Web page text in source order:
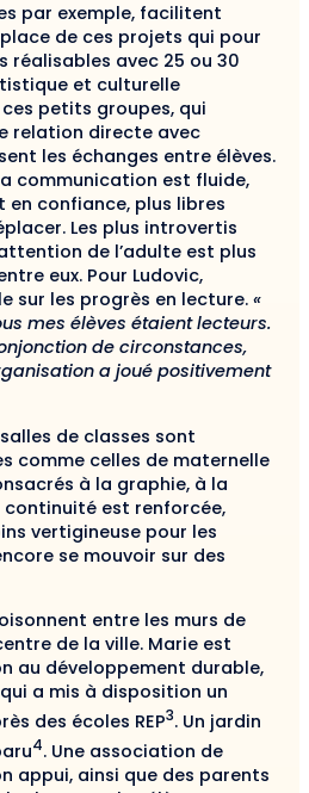
par exemple, facilitent
de ces projets qui pour
réalisables avec 25 ou 30
et culturelle
petits groupes, qui
relation directe avec
les échanges entre élèves.
communication est fluide,
en confiance, plus libres
Les plus introvertis
de l’adulte est plus
eux. Pour Ludovic,
sur les progrès en lecture. «
mes élèves étaient lecteurs.
de circonstances,
a joué positivement
de classes sont
comme celles de maternelle
à la graphie, à la
continuité est renforcée,
vertigineuse pour les
se mouvoir sur des
entre les murs de
de la ville. Marie est
au développement durable,
a mis à disposition un
des écoles REP3. Un jardin
4. Une association de
appui, ainsi que des parents